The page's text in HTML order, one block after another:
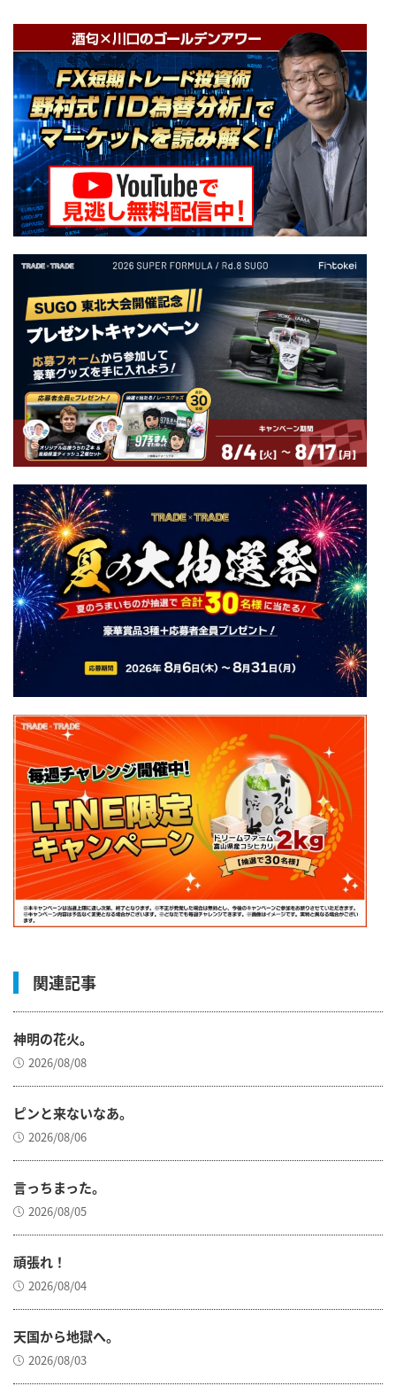
関連記事
神明の花火。
2026/08/08
ピンと来ないなあ。
2026/08/06
言っちまった。
2026/08/05
頑張れ！
2026/08/04
天国から地獄へ。
2026/08/03